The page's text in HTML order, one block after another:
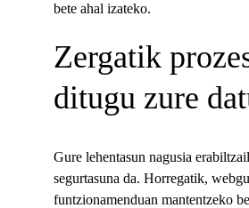
bete ahal izateko.
Zergatik
ditugu zure
Gure lehentasun nagusia
segurtasuna da. Horregatik,
funtzionamenduan mantentzeko